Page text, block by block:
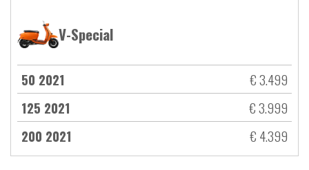
V-Special
50 2021
€ 3.499
125 2021
€ 3.999
200 2021
€ 4.399